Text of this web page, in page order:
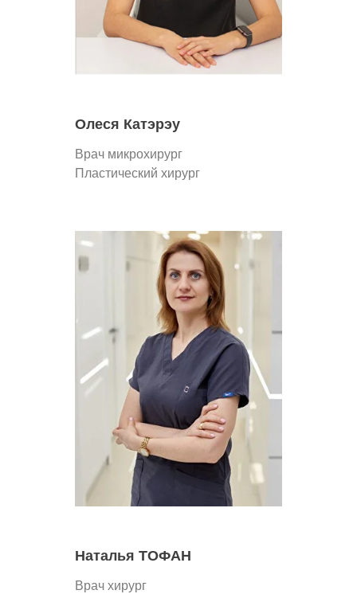
Олеся Катэрэу
Врач микрохирург
Пластический хирург
Наталья ТОФАН
Врач хирург